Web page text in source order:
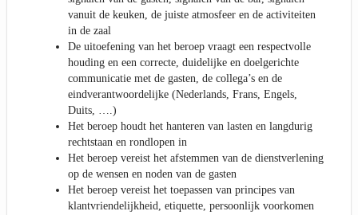
vanuit de keuken, de juiste atmosfeer en de activiteiten
in de zaal
De uitoefening van het beroep vraagt een respectvolle
houding en een correcte, duidelijke en doelgerichte
communicatie met de gasten, de collega’s en de
eindverantwoordelijke (Nederlands, Frans, Engels,
Duits, ….)
Het beroep houdt het hanteren van lasten en langdurig
rechtstaan en rondlopen in
Het beroep vereist het afstemmen van de dienstverlening
op de wensen en noden van de gasten
Het beroep vereist het toepassen van principes van
klantvriendelijkheid, etiquette, persoonlijk voorkomen